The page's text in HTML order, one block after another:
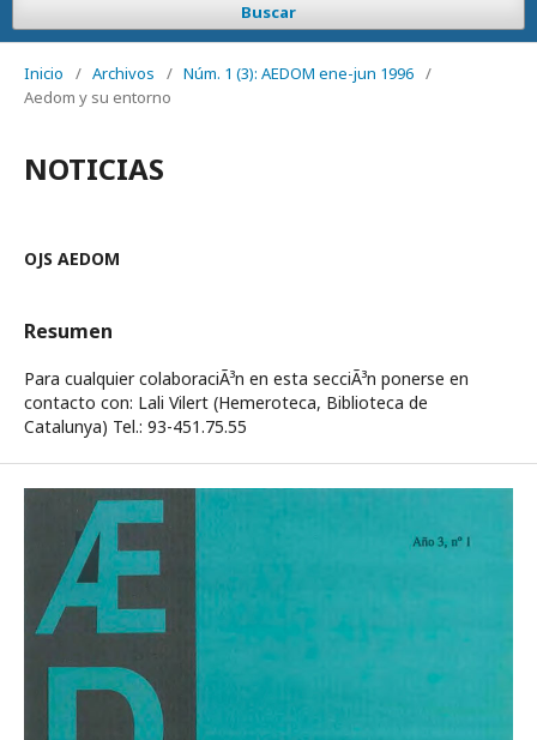
Buscar
Inicio / Archivos / Núm. 1 (3): AEDOM ene-jun 1996 /
Aedom y su entorno
NOTICIAS
OJS AEDOM
Resumen
Para cualquier colaboraciÃ³n en esta secciÃ³n ponerse en
contacto con: Lali Vilert (Hemeroteca, Biblioteca de
Catalunya) Tel.: 93-451.75.55